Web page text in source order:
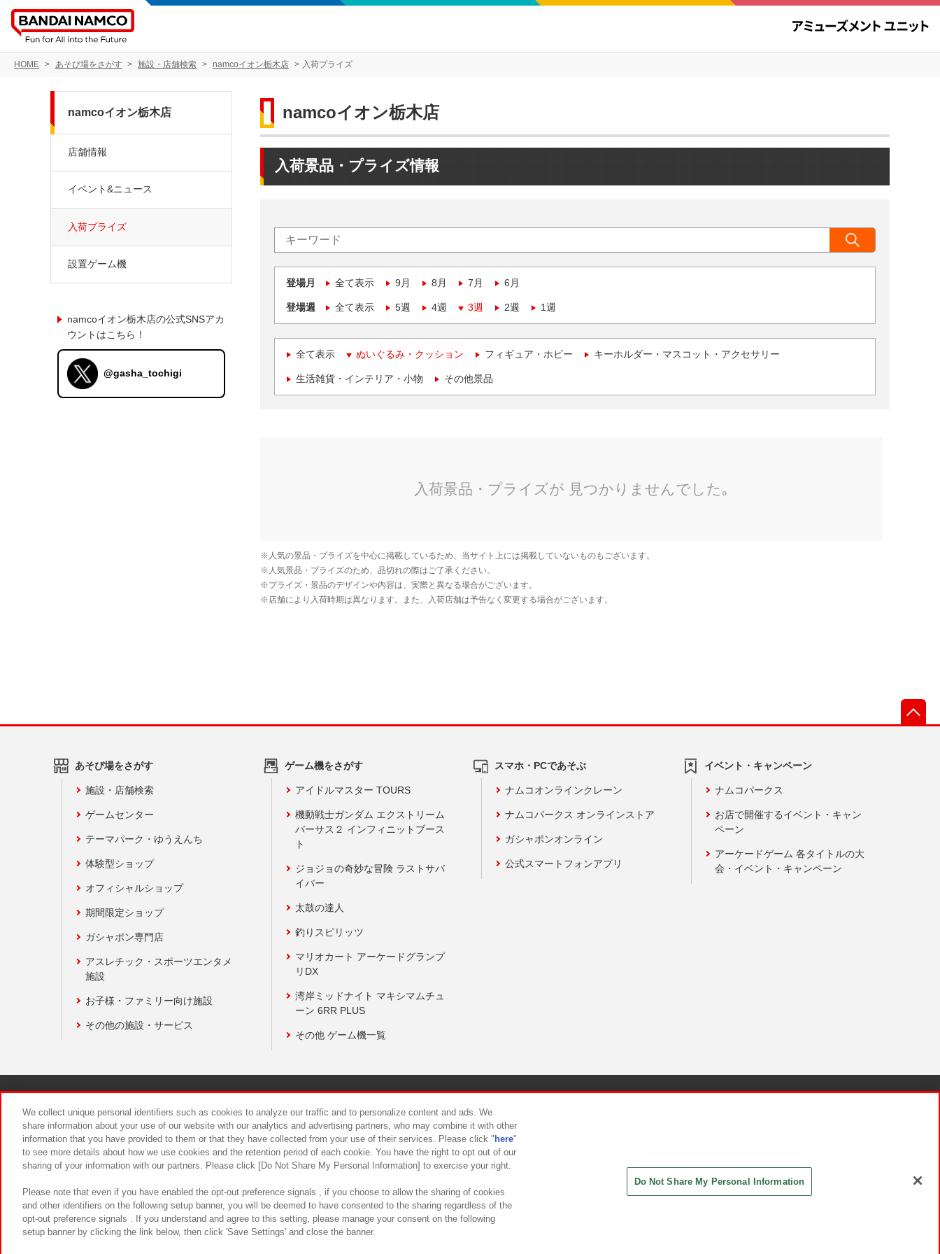
HOME あそび場をさがす 施設・店舗検索 namcoイオン栃木店 入荷プライズ
namcoイオン栃木店
入荷景品・プライズ情報
登場月 全て表示 9月 8月 7月 6月
登場週 全て表示 5週 4週 3週 2週 1週
全て表示 ぬいぐるみ・クッション フィギュア・ホビー キーホルダー・マスコット・アクセサリー
生活雑貨・インテリア・小物 その他景品
namcoイオン栃木店
店舗情報
イベント&ニュース
入荷プライズ
設置ゲーム機
namcoイオン栃木店の公式SNSアカ
ウントはこちら！
@gasha_tochigi
あそび場をさがす
施設・店舗検索
ゲームセンター
テーマパーク・ゆうえんち
体験型ショップ
オフィシャルショップ
期間限定ショップ
ガシャポン専門店
アスレチック・スポーツエンタメ
施設
お子様・ファミリー向け施設
その他の施設・サービス
ゲーム機をさがす
アイドルマスター TOURS
機動戦士ガンダム エクストリーム
バーサス２ インフィニットブース
ト
ジョジョの奇妙な冒険 ラストサバ
イバー
太鼓の達人
釣りスピリッツ
マリオカート アーケードグランプ
リDX
湾岸ミッドナイト マキシマムチュ
ーン 6RR PLUS
その他 ゲーム機一覧
スマホ・PCであそぶ
ナムコオンラインクレーン
ナムコパークス オンラインストア
ガシャポンオンライン
公式スマートフォンアプリ
イベント・キャンペーン
ナムコパークス
お店で開催するイベント・キャン
ペーン
アーケードゲーム 各タイトルの大
会・イベント・キャンペーン
食品のご提供について カスタマーハラスメント対応方針
We collect unique personal identifiers such as cookies to analyze our traffic and to personalize content and ads. We
share information about your use of our website with our analytics and advertising partners, who may combine it with other
information that you have provided to them or that they have collected from your use of their services. Please click " here"
to see more details about how we use cookies and the retention period of each cookie. You have the right to opt out of our
sharing of your information with our partners. Please click [Do Not Share My Personal Information] to exercise your right.
Please note that even if you have enabled the opt-out preference signals , if you choose to allow the sharing of cookies
and other identifiers on the following setup banner, you will be deemed to have consented to the sharing regardless of the
opt-out preference signals . If you understand and agree to this setting, please manage your consent on the following
setup banner by clicking the link below, then click 'Save Settings' and close the banner.
Do Not Share My Personal Information